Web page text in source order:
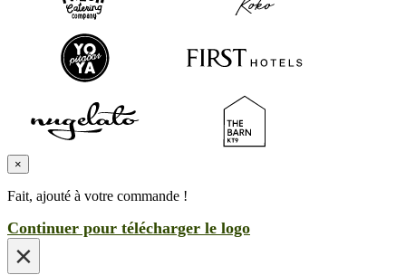
×
Fait, ajouté à votre commande !
Continuer pour télécharger le logo
×